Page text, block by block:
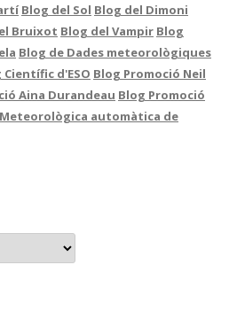
Blog del Sol Blog del Dimoni
Bruixot Blog del Vampir Blog
Blog de Dades meteorològiques
Científic d'ESO Blog Promoció Neil
Aina Durandeau Blog Promoció
automàtica de